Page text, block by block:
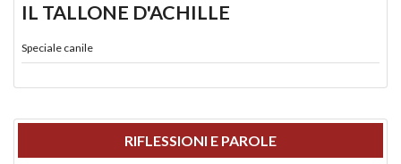
IL TALLONE D'ACHILLE
Speciale canile
RIFLESSIONI E PAROLE